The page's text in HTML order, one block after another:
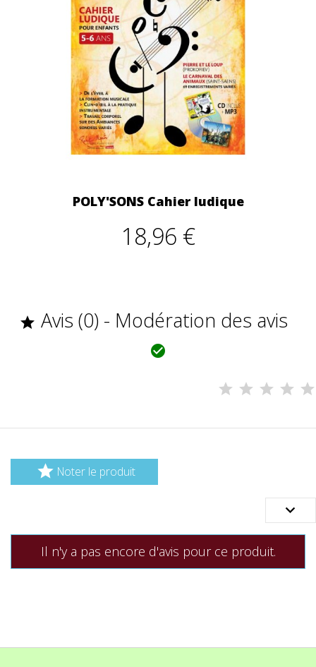
POLY'SONS Cahier ludique
18,96 €
 Avis (0) - Modération des avis

 Noter le produit

Il n'y a pas encore d'avis pour ce produit.